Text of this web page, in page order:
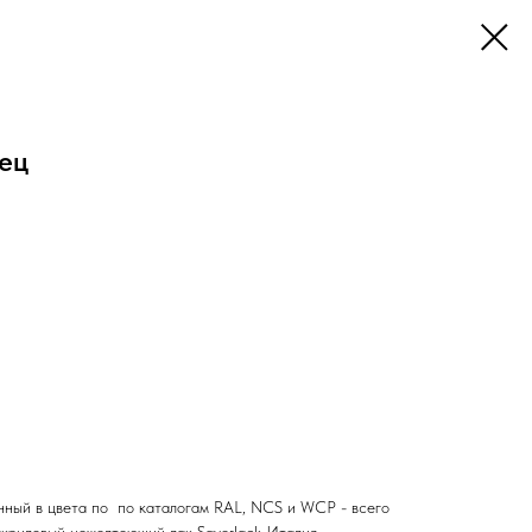
в цвета по по каталогам RAL, NCS и WCP - всего